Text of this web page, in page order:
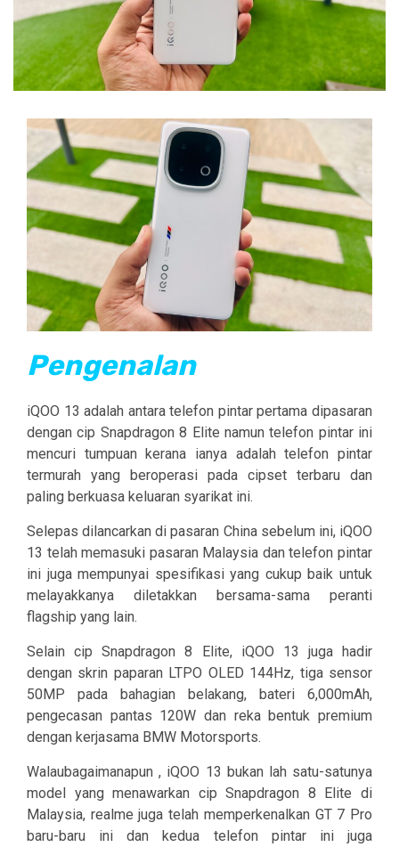
Pengenalan
iQOO 13 adalah antara telefon pintar pertama dipasaran
dengan cip Snapdragon 8 Elite namun telefon pintar ini
mencuri tumpuan kerana ianya adalah telefon pintar
termurah yang beroperasi pada cipset terbaru dan
paling berkuasa keluaran syarikat ini.
Selepas dilancarkan di pasaran China sebelum ini, iQOO
13 telah memasuki pasaran Malaysia dan telefon pintar
ini juga mempunyai spesifikasi yang cukup baik untuk
melayakkanya diletakkan bersama-sama peranti
flagship yang lain.
Selain cip Snapdragon 8 Elite, iQOO 13 juga hadir
dengan skrin paparan LTPO OLED 144Hz, tiga sensor
50MP pada bahagian belakang, bateri 6,000mAh,
pengecasan pantas 120W dan reka bentuk premium
dengan kerjasama BMW Motorsports.
Walaubagaimanapun , iQOO 13 bukan lah satu-satunya
model yang menawarkan cip Snapdragon 8 Elite di
Malaysia, realme juga telah memperkenalkan GT 7 Pro
baru-baru ini dan kedua telefon pintar ini juga